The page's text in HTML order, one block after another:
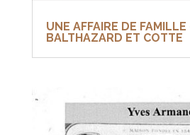
UNE AFFAIRE DE FAMILLE
BALTHAZARD ET COTTE